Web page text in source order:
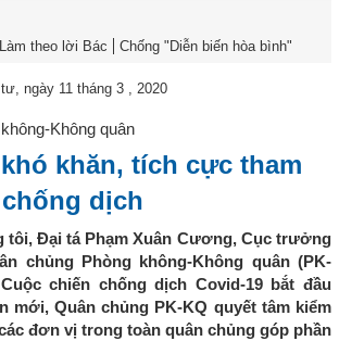
Làm theo lời Bác Chống "Diễn biến hòa bình"
ngày 11 tháng 3 , 2020
Không quân
khăn, tích cực tham
dịch
tôi, Đại tá Phạm Xuân Cương, Cục trưởng
chủng Phòng không-Không quân (PK-
chiến chống dịch Covid-19 bắt đầu
mới, Quân chủng PK-KQ quyết tâm kiểm
đơn vị trong toàn quân chủng góp phần